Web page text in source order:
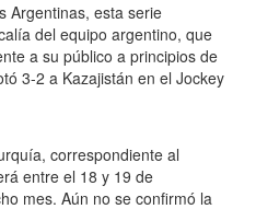
Argentinas, esta serie
del equipo argentino, que
a su público a principios de
3-2 a Kazajistán en el Jockey
correspondiente al
entre el 18 y 19 de
mes. Aún no se confirmó la